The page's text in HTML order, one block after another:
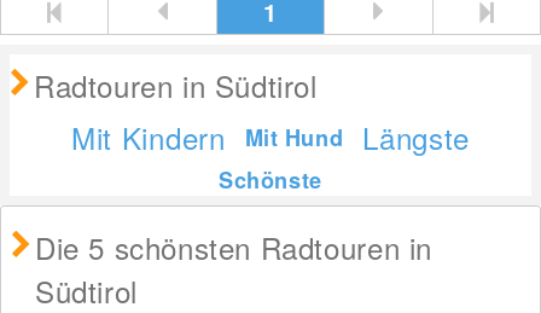
1
Radtouren in Südtirol
Mit Kindern
Mit Hund Längste
Schönste
Die 5 schönsten Radtouren in
Südtirol